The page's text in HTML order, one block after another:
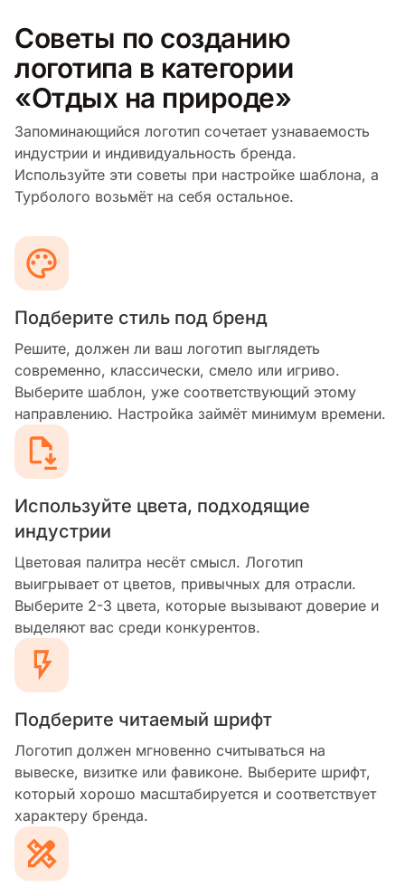
Советы по созданию
логотипа в категории
«Отдых на природе»
Запоминающийся логотип сочетает узнаваемость
индустрии и индивидуальность бренда.
Используйте эти советы при настройке шаблона, а
Турболого возьмёт на себя остальное.
Подберите стиль под бренд
Решите, должен ли ваш логотип выглядеть
современно, классически, смело или игриво.
Выберите шаблон, уже соответствующий этому
направлению. Настройка займёт минимум времени.
Используйте цвета, подходящие
индустрии
Цветовая палитра несёт смысл. Логотип
выигрывает от цветов, привычных для отрасли.
Выберите 2-3 цвета, которые вызывают доверие и
выделяют вас среди конкурентов.
Подберите читаемый шрифт
Логотип должен мгновенно считываться на
вывеске, визитке или фавиконе. Выберите шрифт,
который хорошо масштабируется и соответствует
характеру бренда.